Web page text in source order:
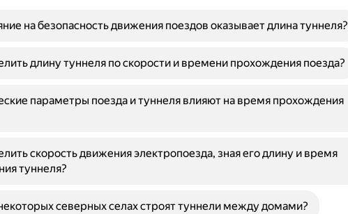
на безопасность движения поездов оказывает длина туннеля?
длину туннеля по скорости и времени прохождения поезда?
параметры поезда и туннеля влияют на время прохождения
скорость движения электропоезда, зная его длину и время
туннеля?
северных селах строят туннели между домами?